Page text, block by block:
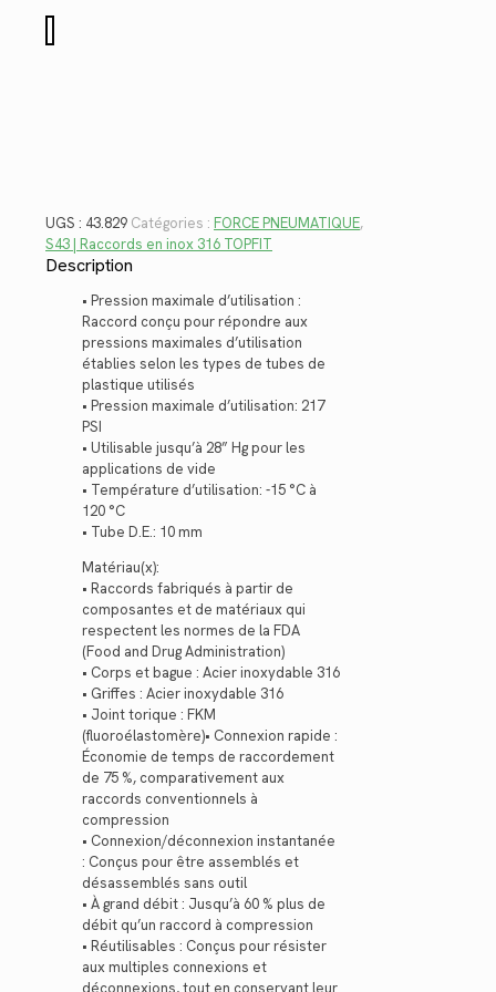
de
UGS : 43.829 Catégories : FORCE PNEUMATIQUE,
S43 | Raccords en inox 316 TOPFIT
Description
• Pression maximale d’utilisation :
Raccord conçu pour répondre aux
pressions maximales d’utilisation
établies selon les types de tubes de
plastique utilisés
• Pression maximale d’utilisation: 217
PSI
• Utilisable jusqu’à 28” Hg pour les
applications de vide
• Température d’utilisation: -15 °C à
120 °C
• Tube D.E.: 10 mm
Matériau(x):
• Raccords fabriqués à partir de
composantes et de matériaux qui
respectent les normes de la FDA
(Food and Drug Administration)
• Corps et bague : Acier inoxydable 316
• Griffes : Acier inoxydable 316
• Joint torique : FKM
(fluoroélastomère)• Connexion rapide :
Économie de temps de raccordement
de 75 %, comparativement aux
raccords conventionnels à
compression
• Connexion/déconnexion instantanée
: Conçus pour être assemblés et
désassemblés sans outil
• À grand débit : Jusqu’à 60 % plus de
débit qu’un raccord à compression
• Réutilisables : Conçus pour résister
aux multiples connexions et
déconnexions, tout en conservant leur